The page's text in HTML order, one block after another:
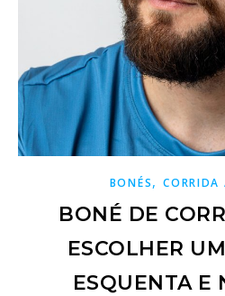
BONÉS,
BONÉ DE
ESCOLHER
ESQUENTA E